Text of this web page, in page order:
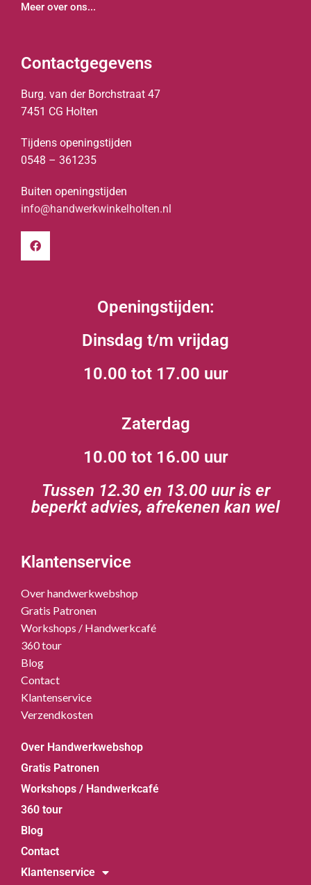
Meer over ons...
Contactgegevens
Burg. van der Borchstraat 47
7451 CG Holten
Tijdens openingstijden
0548 – 361235
Buiten openingstijden
info@handwerkwinkelholten.nl
Openingstijden:
Dinsdag t/m vrijdag
10.00 tot 17.00 uur
Zaterdag
10.00 tot 16.00 uur
Tussen 12.30 en 13.00 uur is er
beperkt advies, afrekenen kan wel
Klantenservice
Over handwerkwebshop
Gratis Patronen
Workshops / Handwerkcafé
360 tour
Blog
Contact
Klantenservice
Verzendkosten
Over Handwerkwebshop
Gratis Patronen
Workshops / Handwerkcafé
360 tour
Blog
Contact
Klantenservice